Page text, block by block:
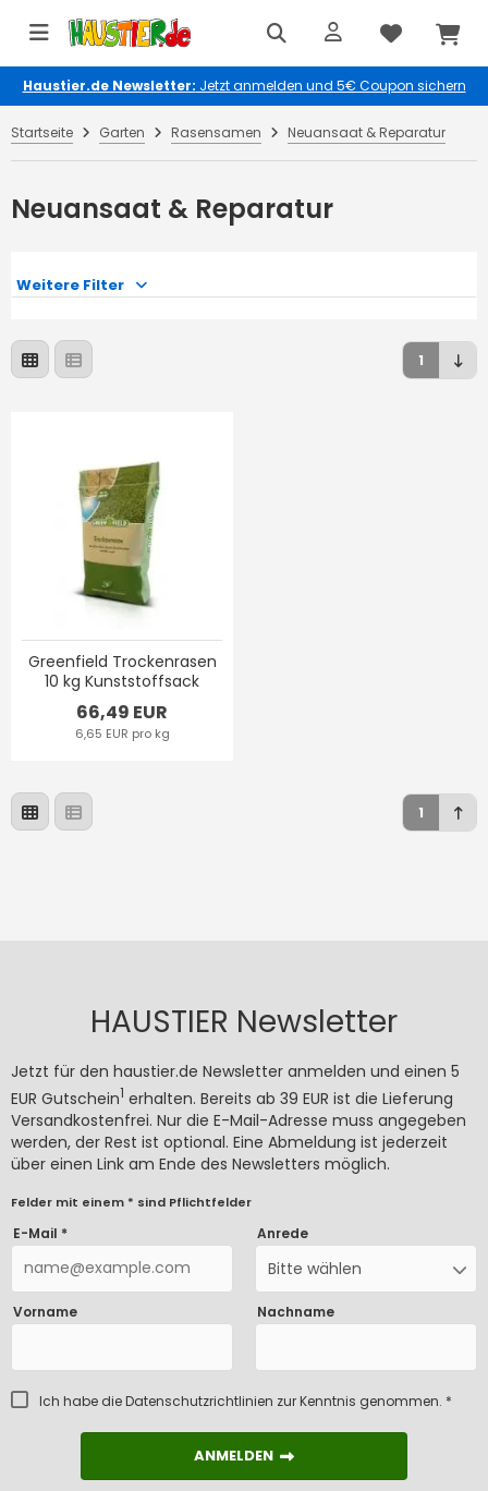
Haustier.de Newsletter: Jetzt anmelden und 5€ Coupon sichern
Startseite Garten Rasensamen Neuansaat & Reparatur
Neuansaat & Reparatur
Weitere Filter
1
Greenfield Trockenrasen
10 kg Kunststoffsack
66,49 EUR
6,65 EUR pro kg
1
HAUSTIER Newsletter
Jetzt für den haustier.de Newsletter anmelden und einen 5
EUR Gutschein1 erhalten. Bereits ab 39 EUR ist die Lieferung
Versandkostenfrei. Nur die E-Mail-Adresse muss angegeben
werden, der Rest ist optional. Eine Abmeldung ist jederzeit
über einen Link am Ende des Newsletters möglich.
Felder mit einem * sind Pflichtfelder
E-Mail * Anrede
Bitte wählen
Vorname Nachname
Ich habe dieDatenschutzrichtlinien zur Kenntnis genommen. *
ANMELDEN
ANMELDEN